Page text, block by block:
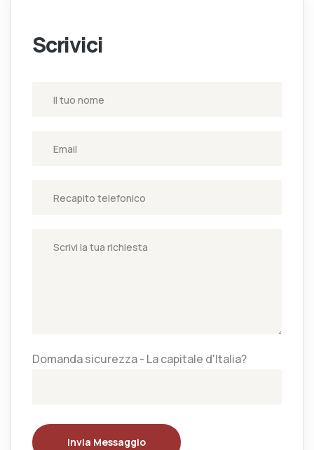
Scrivici
Domanda sicurezza - La capitale d'Italia?
Invia Messaggio